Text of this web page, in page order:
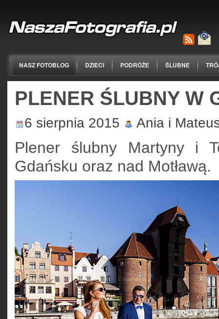
NASZ FOTOBLOG DZIECI PODRÓŻE ŚLUBNE
PLENER ŚLUBNY W
6 sierpnia 2015 Ania i
Plener ślubny Martyny i
Gdańsku oraz nad Motławą.